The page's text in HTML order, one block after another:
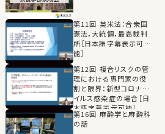
第11回 英米法：合衆国
憲法，大統領，最高裁判
所［日本語字幕表示可
能］
第12回 複合リスクの管
理における専門家の役
割と限界：新型コロナウ
イルス感染症の場合［日
本語字幕表示可能］
第16回 麻酔学と麻酔科
の話